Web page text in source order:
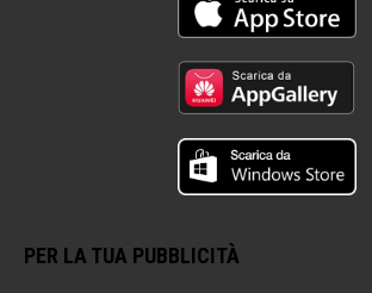
PER LA TUA PUBBLICITÀ